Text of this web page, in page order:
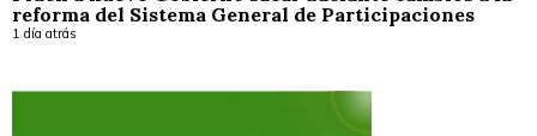
reforma del Sistema General de Participaciones
1 día atrás